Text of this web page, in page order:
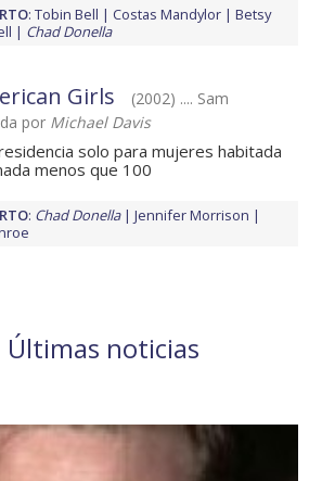
: Tobin Bell Costas Mandylor
Betsy
Chad Donella
Girls
(2002) .... Sam
por Michael Davis
solo para mujeres habitada
menos que 100
: Chad Donella
Jennifer Morrison
Últimas noticias